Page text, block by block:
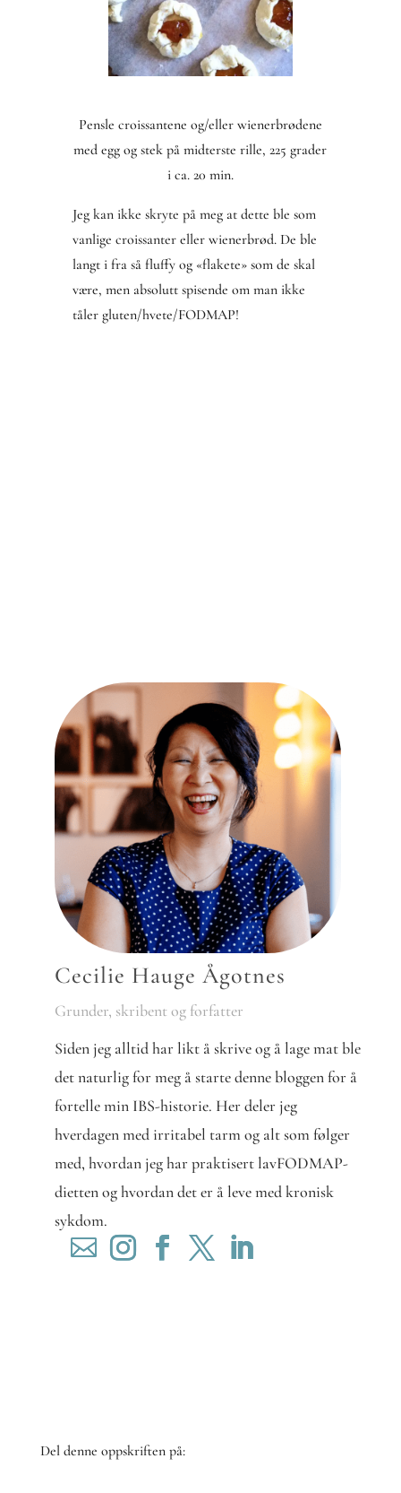
Pensle croissantene og/eller wienerbrødene
med egg og stek på midterste rille, 225 grader
i ca. 20 min.
Jeg kan ikke skryte på meg at dette ble som
vanlige croissanter eller wienerbrød. De ble
langt i fra så fluffy og «flakete» som de skal
være, men absolutt spisende om man ikke
tåler gluten/hvete/FODMAP!
Cecilie Hauge Ågotnes
Grunder, skribent og forfatter
Siden jeg alltid har likt å skrive og å lage mat ble
det naturlig for meg å starte denne bloggen for å
fortelle min IBS-historie. Her deler jeg
hverdagen med irritabel tarm og alt som følger
med, hvordan jeg har praktisert lavFODMAP-
dietten og hvordan det er å leve med kronisk
sykdom.
Del denne oppskriften på: